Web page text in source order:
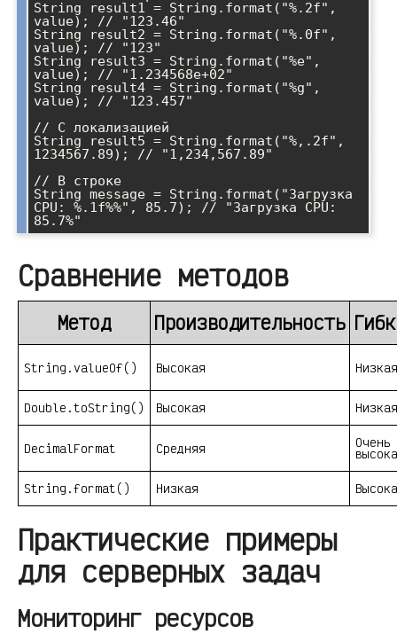
String result1 = String.format("%.2f",
value); // "123.46"
String result2 = String.format("%.0f",
value); // "123"
String result3 = String.format("%e",
value); // "1.234568e+02"
String result4 = String.format("%g",
value); // "123.457"
// С локализацией
String result5 = String.format("%,.2f",
1234567.89); // "1,234,567.89"
// В строке
String message = String.format("Загрузка
CPU: %.1f%%", 85.7); // "Загрузка CPU:
Сравнение методов
Метод Производительность
String.valueOf() Высокая Низкая
Double.toString() Высокая Низкая
DecimalFormat Средняя Очень
String.format() Низкая
Практические примеры
для серверных задач
Мониторинг ресурсов